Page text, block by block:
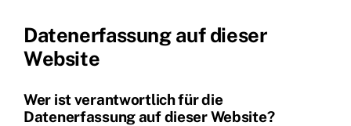
Datenerfassung auf dieser
Website
Wer ist verantwortlich für die
Datenerfassung auf dieser Website?